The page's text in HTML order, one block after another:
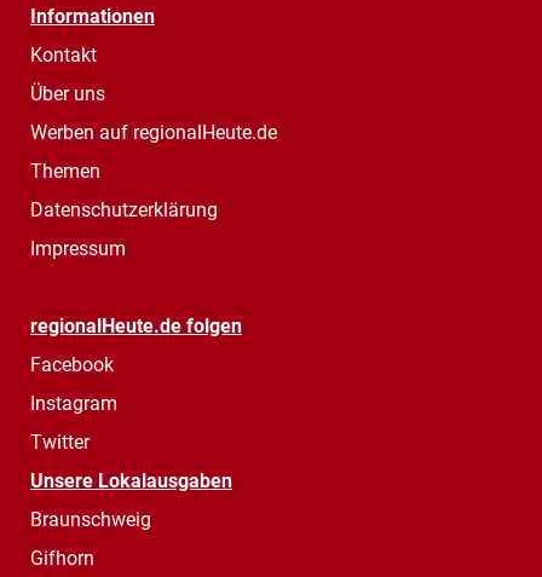
Informationen
Kontakt
Über uns
Werben auf regionalHeute.de
Themen
Datenschutzerklärung
Impressum
regionalHeute.de folgen
Facebook
Instagram
Twitter
Unsere Lokalausgaben
Braunschweig
Gifhorn